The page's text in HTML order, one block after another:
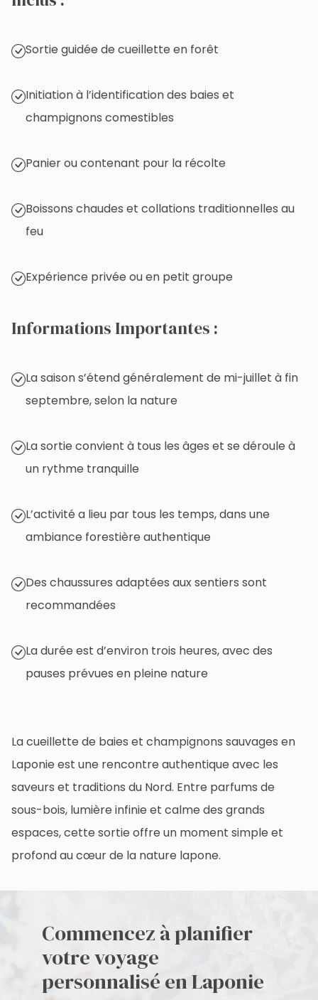
Sortie guidée de cueillette en forêt
Initiation à l’identification des baies et
champignons comestibles
Panier ou contenant pour la récolte
Boissons chaudes et collations traditionnelles au
feu
Expérience privée ou en petit groupe
Informations Importantes :
La saison s’étend généralement de mi-juillet à fin
septembre, selon la nature
La sortie convient à tous les âges et se déroule à
un rythme tranquille
L’activité a lieu par tous les temps, dans une
ambiance forestière authentique
Des chaussures adaptées aux sentiers sont
recommandées
La durée est d’environ trois heures, avec des
pauses prévues en pleine nature
La cueillette de baies et champignons sauvages en
Laponie est une rencontre authentique avec les
saveurs et traditions du Nord. Entre parfums de
sous-bois, lumière infinie et calme des grands
espaces, cette sortie offre un moment simple et
profond au cœur de la nature lapone.
Commencez à planifier
votre voyage
personnalisé en Laponie